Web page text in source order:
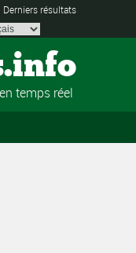
Derniers résultats
temps réel